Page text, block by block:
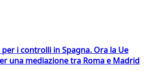
i controlli in Spagna. Ora la Ue
una mediazione tra Roma e Madrid